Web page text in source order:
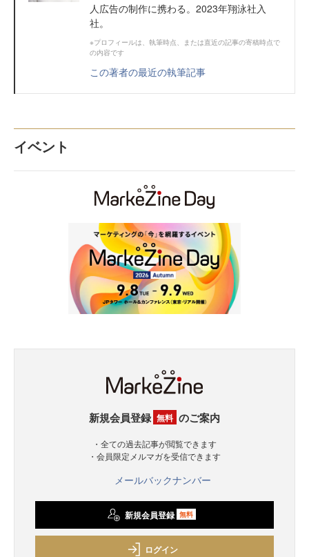
人広告の制作に携わる。2023年翔泳社入
社。
※プロフィールは、執筆時点、または直近の記事の寄稿時点で
の内容です
この著者の最近の執筆記事
イベント
新規会員登録 無料 のご案内
・全ての過去記事が閲覧できます
・会員限定メルマガを受信できます
メールバックナンバー
新規会員登録 無料
ログイン